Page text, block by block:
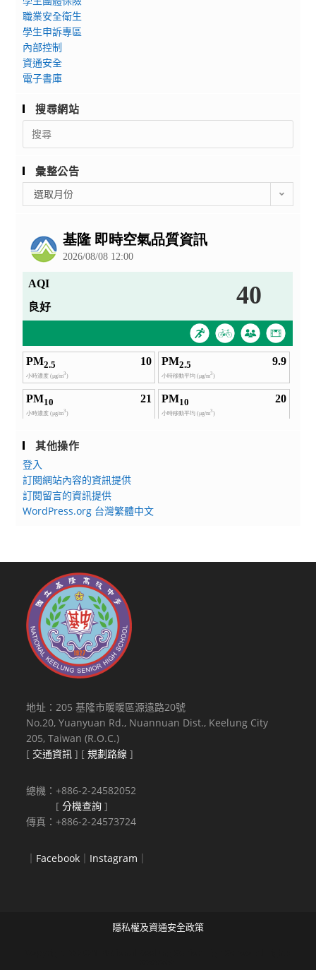
職業安全衛生
學生申訴專區
內部控制
資通安全
電子書庫
搜尋網站
Search
for:
彙整公告
整
選取月份
其他操作
登入
訂閱網站內容的資訊提供
訂閱留言的資訊提供
WordPress.org 台灣繁體中文
地址：205 基隆市暖暖區源遠路20號
No.20, Yuanyuan Rd., Nuannuan Dist., Keelung City
205, Taiwan (R.O.C.)
[ 交通資訊 ] [規劃路線 ]
總機：+886-2-24582052
[分機查詢 ]
傳真：+886-2-24573724
｜ Facebook ｜ Instagram ｜
隱私權及資通安全政策